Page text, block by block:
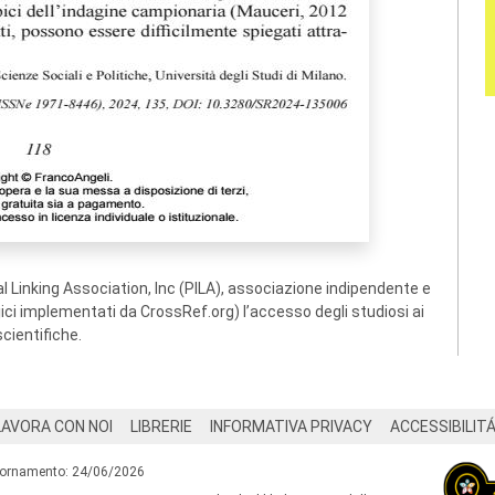
Association, Inc (PILA), associazione indipendente e
implementati da CrossRef.org) l’accesso degli studiosi ai
LAVORA CON NOI LIBRERIE INFORMATIVA PRIVACY ACCESSIBILITÁ
24/06/2026